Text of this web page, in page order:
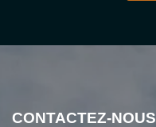
CONTACTEZ-NOUS